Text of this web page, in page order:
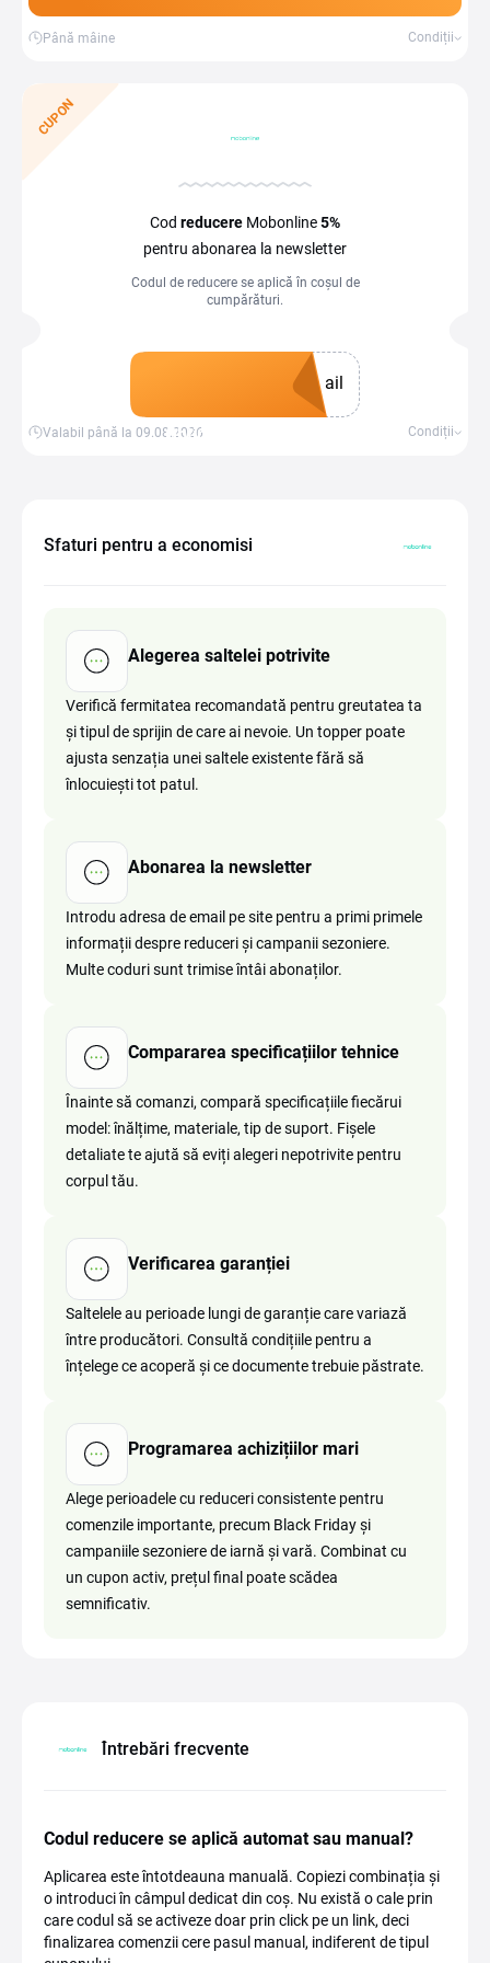
Până mâine Condiții
CUPON
Cod reducere Mobonline5%
pentru abonarea la newsletter
Codul de reducere se aplică în coșul de
cumpărături.
Obține un cupon
ail
Valabil până la 09.08.2026 Condiții
Sfaturi pentru a economisi
Alegerea saltelei potrivite
Verifică fermitatea recomandată pentru greutatea ta
și tipul de sprijin de care ai nevoie. Un topper poate
ajusta senzația unei saltele existente fără să
înlocuiești tot patul.
Abonarea la newsletter
Introdu adresa de email pe site pentru a primi primele
informații despre reduceri și campanii sezoniere.
Multe coduri sunt trimise întâi abonaților.
Compararea specificațiilor tehnice
Înainte să comanzi, compară specificațiile fiecărui
model: înălțime, materiale, tip de suport. Fișele
detaliate te ajută să eviți alegeri nepotrivite pentru
corpul tău.
Verificarea garanției
Saltelele au perioade lungi de garanție care variază
între producători. Consultă condițiile pentru a
înțelege ce acoperă și ce documente trebuie păstrate.
Programarea achizițiilor mari
Alege perioadele cu reduceri consistente pentru
comenzile importante, precum Black Friday și
campaniile sezoniere de iarnă și vară. Combinat cu
un cupon activ, prețul final poate scădea
semnificativ.
Întrebări frecvente
Codul reducere se aplică automat sau manual?
Aplicarea este întotdeauna manuală. Copiezi combinația și
o introduci în câmpul dedicat din coș. Nu există o cale prin
care codul să se activeze doar prin click pe un link, deci
finalizarea comenzii cere pasul manual, indiferent de tipul